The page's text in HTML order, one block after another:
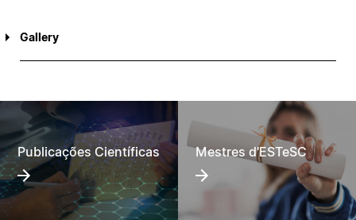
Gallery
Publicações Científicas Mestres d'ESTeSC